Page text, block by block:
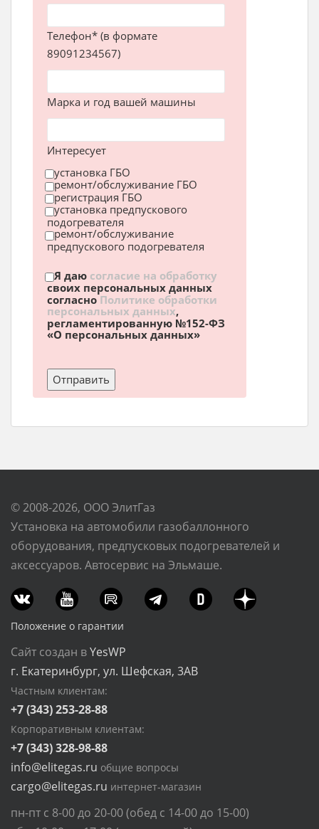
Телефон* (в формате
89091234567)
Марка и год вашей машины
Интересует
установка ГБО
ремонт/обслуживание ГБО
регистрация ГБО
установка предпускового
подогревателя
ремонт/обслуживание
предпускового подогревателя
Я даю согласие на обработку
своих персональных данных
согласно Политике обработки
персональных данных,
регламентированную №152-ФЗ
«О персональных данных»
© 2008-2026, ООО ЭлитГаз
Установка на автомобили газобаллонного
оборудования, предпусковых подогревателей и
аксессуаров. Автосервис на Эльмаше.
Положение о гарантии
Сайт создан вYesWP
г. Екатеринбург, ул. Шефская, 3АВ
Частным клиентам:
+7 (343) 253-28-88
Корпоративным клиентам:
+7 (343) 328-98-88
info@elitegas.ru общие вопросы
cargo@elitegas.ru интернет-магазин
пн-пт с 8-00 до 20-00 (обед с 14-00 до 15-00)